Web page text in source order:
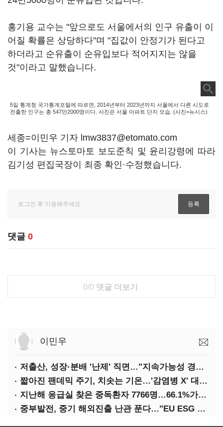
홍기용 교수는 "앞으로도 서울에서의 인구 유출이 이
어질 확률은 상당하다"며 "집값이 안정기가 된다고
하더라고 순유출이 순유입보다 적어지지는 않을
것"이라고 말했습니다.
5일 통계청 국가통계포털에 따르면, 2014년부터 2023년까지 서울에서 다른 시도로
전출한 인구는 총 547만2000명이다. 사진은 서울 아파트 단지 모습. (사진=뉴시스)
세종=이민우 기자 lmw3837@etomato.com
이 기사는 뉴스토마토 보도준칙 및 윤리강령에 따라
김기성 편집국장이 최종 확인·수정했습니다.
댓글 0
0/0 댓글 더보기
이민우
저출산, 성장·분배 '난제' 직면…"지속가능성 경고등"
짧아진 팬데믹 주기, 치솟는 기온…'감염병 X' 대비해야
지난해 응급실 찾은 중독환자 7766명…66.1%가 '의도적 중독'
중부발전, 중기 해외진출 난관 푼다…"EU ESG 실사 공동 대응"